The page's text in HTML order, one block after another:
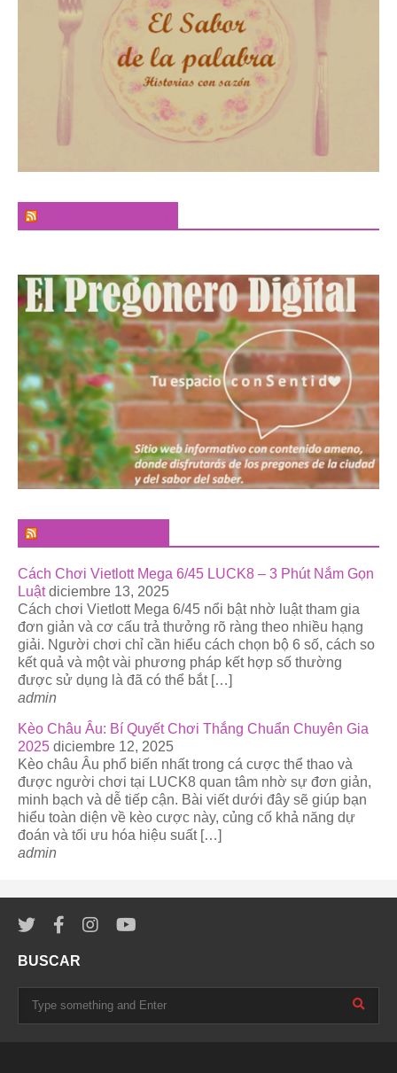
Cách Chơi Vietlott Mega 6/45 LUCK8 – 3 Phút Nắm Gọn
Luật diciembre 13, 2025
Cách chơi Vietlott Mega 6/45 nổi bật nhờ luật tham gia
đơn giản và cơ cấu trả thưởng rõ ràng theo nhiều hạng
giải. Người chơi chỉ cần hiểu cách chọn bộ 6 số, cách so
kết quả và một vài phương pháp kết hợp số thường
được sử dụng là đã có thể bắt […]
admin
Kèo Châu Âu: Bí Quyết Chơi Thắng Chuẩn Chuyên Gia
2025 diciembre 12, 2025
Kèo châu Âu phổ biến nhất trong cá cược thể thao và
được người chơi tại LUCK8 quan tâm nhờ sự đơn giản,
minh bạch và dễ tiếp cận. Bài viết dưới đây sẽ giúp bạn
hiểu toàn diện về kèo cược này, củng cố khả năng dự
đoán và tối ưu hóa hiệu suất […]
admin
BUSCAR